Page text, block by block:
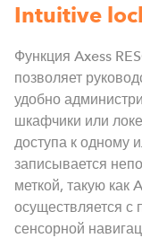
Intuitive
Функция Axess
позволяет
удобно
шкафчики или
доступа к одному
записывается
меткой, такую как
осуществляется с
сенсорной